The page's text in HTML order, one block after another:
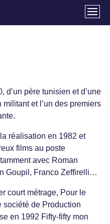
d’un père tunisien et d’une
et l’un des premiers
réalisation en 1982 et
films au poste
avec Roman
Goupil, Franco Zeffirelli…
court métrage, Pour le
société de Production
en 1992 Fifty-fifty mon